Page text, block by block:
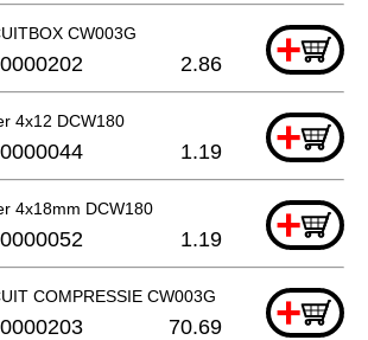
CW003G +
2.86
4x12 DCW180 +
1.19
4x18mm DCW180 +
1.19
COMPRESSIE CW003G +
70.69